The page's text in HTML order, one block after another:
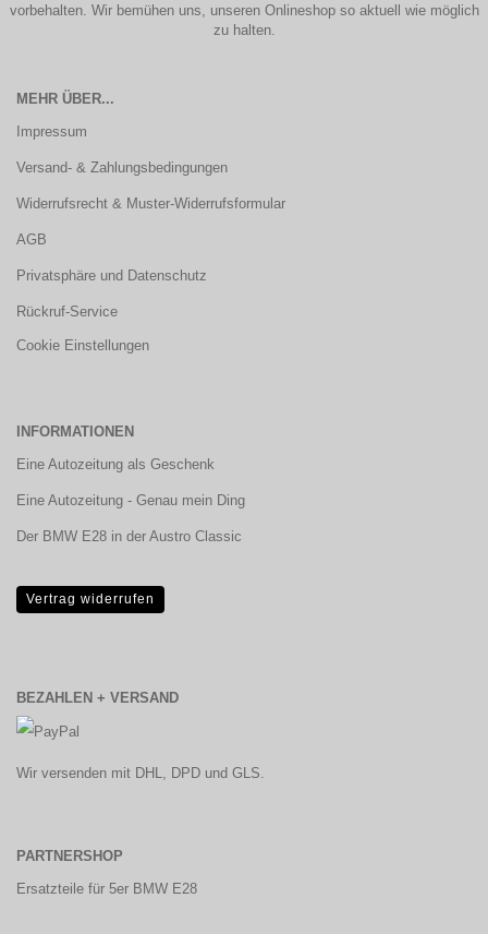
vorbehalten. Wir bemühen uns, unseren Onlineshop so aktuell wie möglich
zu halten.
MEHR ÜBER...
Impressum
Versand- & Zahlungsbedingungen
Widerrufsrecht & Muster-Widerrufsformular
AGB
Privatsphäre und Datenschutz
Rückruf-Service
Cookie Einstellungen
INFORMATIONEN
Eine Autozeitung als Geschenk
Eine Autozeitung - Genau mein Ding
Der BMW E28 in der Austro Classic
Vertrag widerrufen
BEZAHLEN + VERSAND
Wir versenden mit DHL, DPD und GLS.
PARTNERSHOP
Ersatzteile für 5er BMW E28